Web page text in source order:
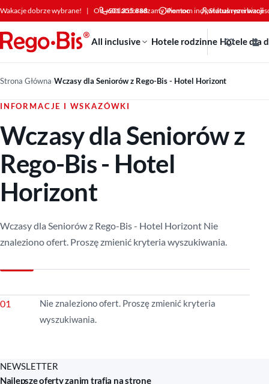
Przejdź do treści
Wakacje dobrze wybrane! | Od +30 lat doradzamy klientom indywidualnym i
601 355 888 Pomoc Status rezerwacji
All inclusive Hotele rodzinne Hotele dla
Strona Główna›Wczasy dla Seniorów z Rego-Bis - Hotel Horizont
INFORMACJE I WSKAZÓWKI
Wczasy dla Seniorów z
Rego-Bis - Hotel
Horizont
Wczasy dla Seniorów z Rego-Bis - Hotel Horizont Nie
znaleziono ofert. Proszę zmienić kryteria wyszukiwania.
Nie znaleziono ofert. Proszę zmienić kryteria
wyszukiwania.
NEWSLETTER
Najlepsze oferty zanim trafią na stronę